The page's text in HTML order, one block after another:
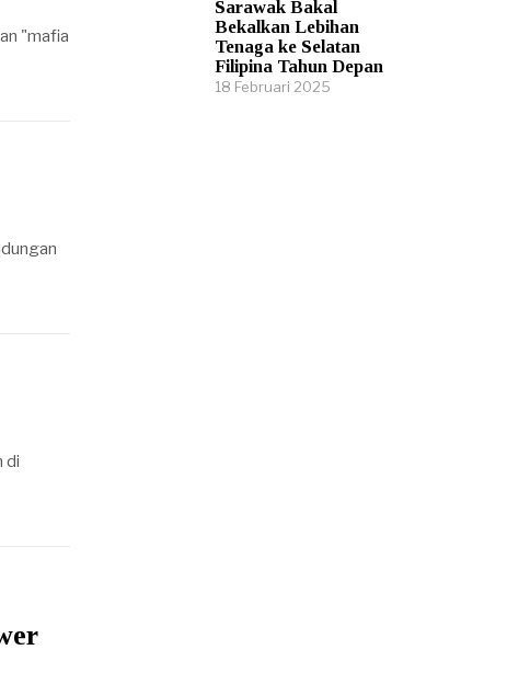
"mafia
di
Sarawak Bakal
Bekalkan Lebihan
Tenaga ke Selatan
Filipina Tahun Depan
18 Februari 2025